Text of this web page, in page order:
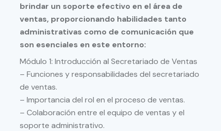
brindar un soporte efectivo en el área de
ventas, proporcionando habilidades tanto
administrativas como de comunicación que
son esenciales en este entorno:
Módulo 1: Introducción al Secretariado de Ventas
– Funciones y responsabilidades del secretariado
de ventas.
– Importancia del rol en el proceso de ventas.
– Colaboración entre el equipo de ventas y el
soporte administrativo.